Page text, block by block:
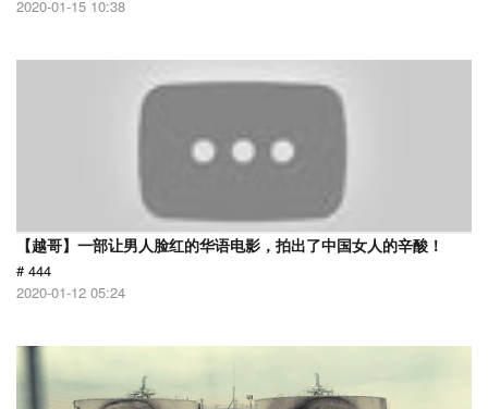
2020-01-15 10:38
【越哥】一部让男人脸红的华语电影，拍出了中国女人的辛酸！
# 444
2020-01-12 05:24